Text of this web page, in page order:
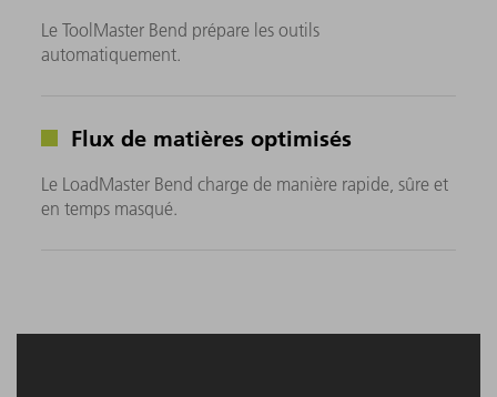
Le ToolMaster Bend prépare les outils
automatiquement.
Flux de matières optimisés
Le LoadMaster Bend charge de manière rapide, sûre et
en temps masqué.